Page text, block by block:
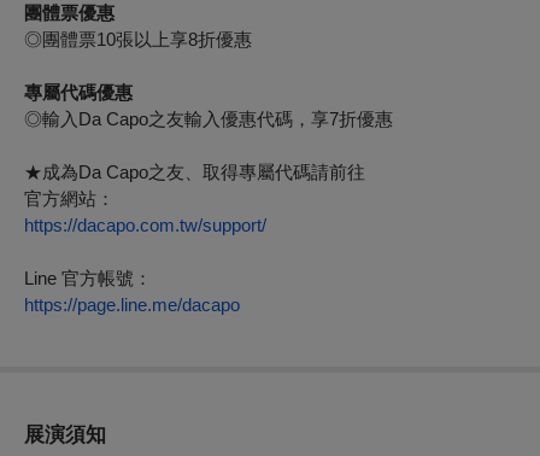
團體票優惠
◎團體票10張以上享8折優惠
專屬代碼優惠
◎輸入Da Capo之友輸入優惠代碼，享7折優惠
★成為Da Capo之友、取得專屬代碼請前往
官方網站：
https://dacapo.com.tw/support/
Line 官方帳號：
https://page.line.me/dacapo
展演須知